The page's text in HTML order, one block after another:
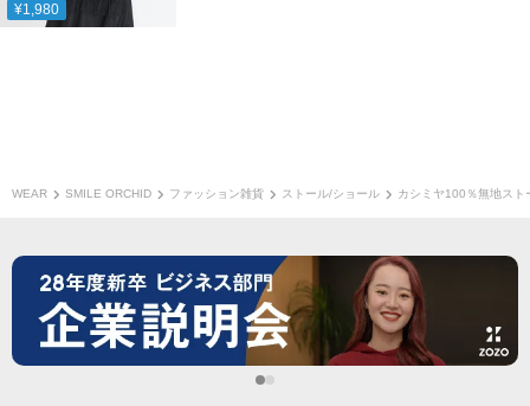
¥1,980
WEAR SMILE ORCHID ファッション雑貨 ストール/ショール カシミヤ100％無地スト